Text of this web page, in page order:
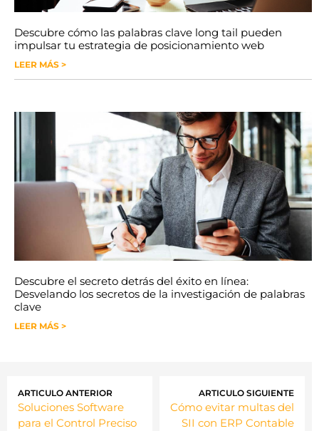
Descubre cómo las palabras clave long tail pueden
impulsar tu estrategia de posicionamiento web
LEER MÁS >
Descubre el secreto detrás del éxito en línea:
Desvelando los secretos de la investigación de palabras
clave
LEER MÁS >
ARTICULO ANTERIOR
Soluciones Software
para el Control Preciso
ARTICULO SIGUIENTE
Cómo evitar multas del
SII con ERP Contable